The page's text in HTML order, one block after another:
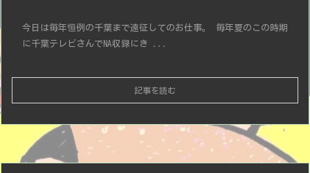
今日は毎年恒例の千葉まで遠征してのお仕事。 毎年夏のこの時期
に千葉テレビさんでNA収録にき ...
記事を読む